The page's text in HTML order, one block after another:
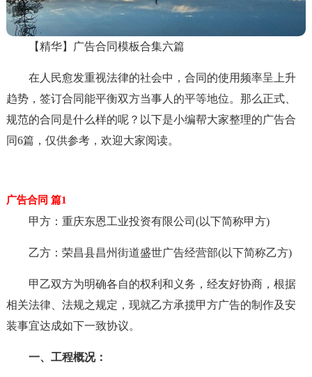
【精华】广告合同模板合集六篇
在人民愈发重视法律的社会中，合同的使用频率呈上升
趋势，签订合同能平衡双方当事人的平等地位。那么正式、
规范的合同是什么样的呢？以下是小编帮大家整理的广告合
同6篇，仅供参考，欢迎大家阅读。
广告合同 篇1
甲方：重庆东恩工业投资有限公司(以下简称甲方)
乙方：荣昌县昌州街道盛世广告经营部(以下简称乙方)
甲乙双方为明确各自的权利和义务，经友好协商，根据
相关法律、法规之规定，现就乙方承揽甲方广告的制作及安
装事宜达成如下一致协议。
一、工程概况：